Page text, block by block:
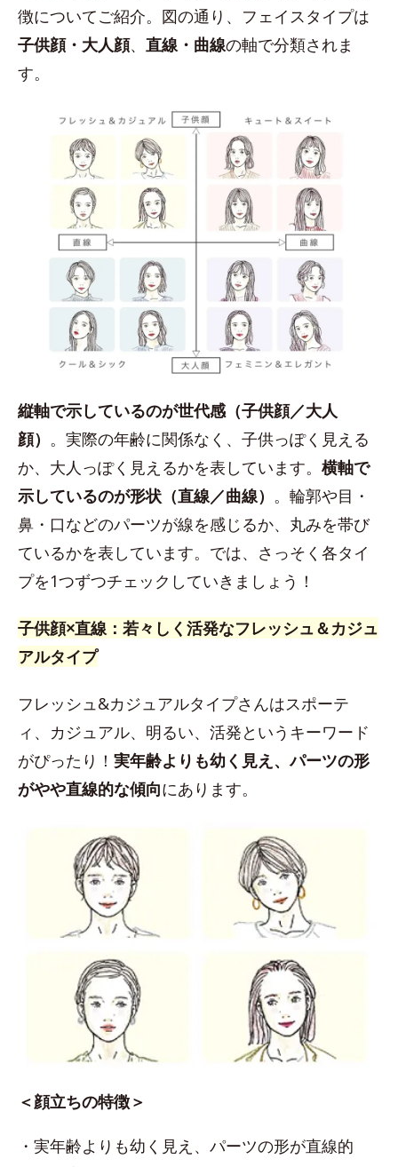
徴についてご紹介。図の通り、フェイスタイプは
子供顔・大人顔、 直線・曲線の軸で分類されま
す。
縦軸で示しているのが世代感（子供顔／大人
顔） 。実際の年齢に関係なく、子供っぽく見える
か、大人っぽく見えるかを表しています。 横軸で
示しているのが形状（直線／曲線） 。輪郭や目・
鼻・口などのパーツが線を感じるか、丸みを帯び
ているかを表しています。では、さっそく各タイ
プを1つずつチェックしていきましょう！
子供顔×直線：若々しく活発なフレッシュ＆カジュ
アルタイプ
フレッシュ&カジュアルタイプさんはスポーテ
ィ、カジュアル、明るい、活発というキーワード
がぴったり！ 実年齢よりも幼く見え、パーツの形
がやや直線的な傾向にあります。
＜顔立ちの特徴＞
・実年齢よりも幼く見え、パーツの形が直線的